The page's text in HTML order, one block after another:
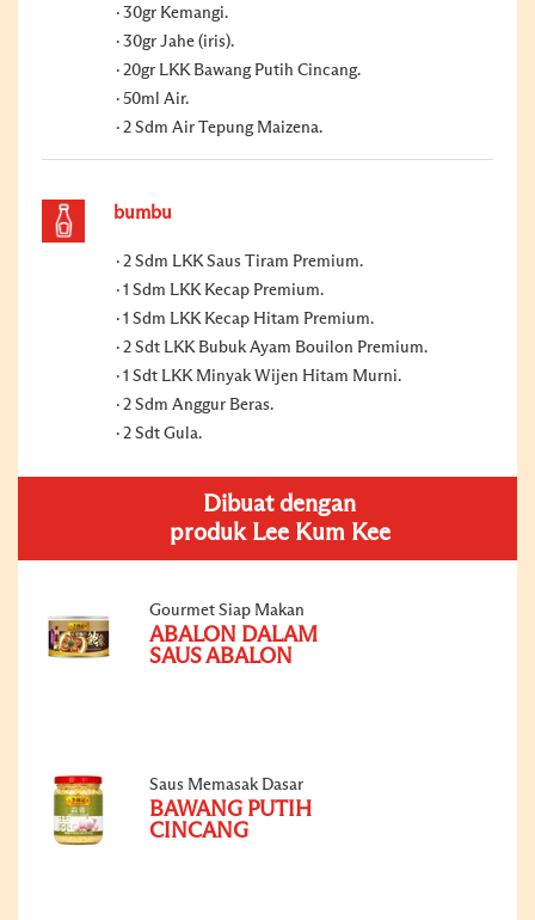
30gr Kemangi.
30gr Jahe (iris).
20gr LKK Bawang Putih Cincang.
50ml Air.
2 Sdm Air Tepung Maizena.
bumbu
2 Sdm LKK Saus Tiram Premium.
1 Sdm LKK Kecap Premium.
1 Sdm LKK Kecap Hitam Premium.
2 Sdt LKK Bubuk Ayam Bouilon Premium.
1 Sdt LKK Minyak Wijen Hitam Murni.
2 Sdm Anggur Beras.
2 Sdt Gula.
Dibuat dengan
produk Lee Kum Kee
Gourmet Siap Makan
ABALON DALAM
SAUS ABALON
Saus Memasak Dasar
BAWANG PUTIH
CINCANG